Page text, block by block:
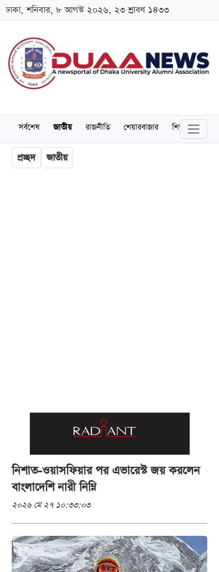
ঢাকা, শনিবার, ৮ আগস্ট ২০২৬, ২৩ শ্রাবণ ১৪৩৩
সর্বশেষ জাতীয় রাজনীতি শেয়ারবাজার শিক্ষা
প্রচ্ছদ জাতীয়
নিশাত-ওয়াসফিয়ার পর এভারেস্ট জয় করলেন
বাংলাদেশি নারী নিম্নি
২০২৬ মে ২৭ ১০:৩৩:০৩